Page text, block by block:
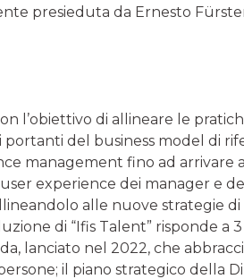
presieduta da Ernesto
l’obiettivo di allineare le
del business model di
management fino ad arrivare
experience dei manager e
alle nuove strategie di
di “Ifis Talent” risponde a
lanciato nel 2022, che
il piano strategico della